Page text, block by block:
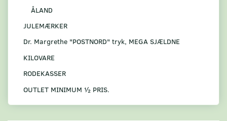
ÅLAND
JULEMÆRKER
Dr. Margrethe "POSTNORD" tryk, MEGA SJÆLDNE
KILOVARE
RODEKASSER
OUTLET MINIMUM ½ PRIS.